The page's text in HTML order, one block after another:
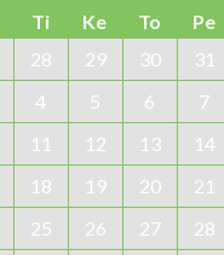
Ti Ke To Pe
28 29 30 31
4 5 6 7
11 12 13 14
18 19 20 21
25 26 27 28